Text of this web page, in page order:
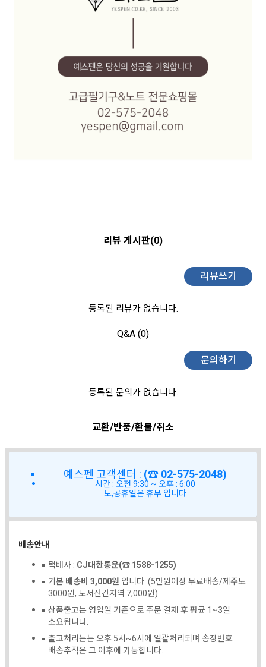
리뷰 게시판(0)
리뷰쓰기
등록된 리뷰가 없습니다.
Q&A (0)
문의하기
등록된 문의가 없습니다.
교환/반품/환불/취소
예스펜 고객센터 : (☎ 02-575-2048)
시간 : 오전 9:30 ~ 오후 : 6:00
토,공휴일은 휴무 입니다
배송안내
택배사 : CJ대한통운(☎ 1588-1255)
기본 배송비 3,000원 입니다. (5만원이상 무료배송/제주도
3000원, 도서산간지역 7,000원)
상품출고는 영업일 기준으로 주문 결제 후 평균 1~3일
소요됩니다.
출고처리는는 오후 5시~6시에 일괄처리되며 송장번호
배송추적은 그 이후에 가능합니다.